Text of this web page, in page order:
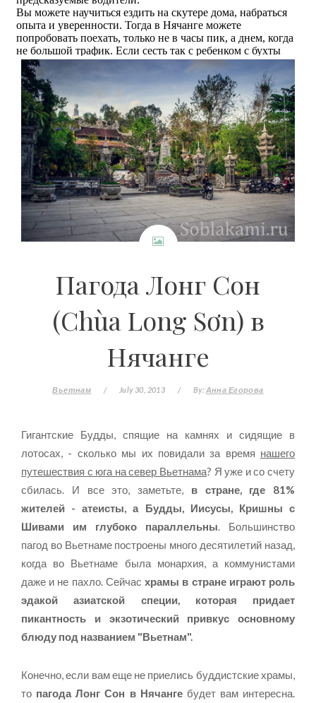
Пагода Лонг Сон
(Chùa Long Sơn) в
Нячанге
Вьетнам / July 30, 2013 / By: Анна Егорова
Гигантские Будды, спящие на камнях и сидящие в
лотосах, - сколько мы их повидали за время нашего
путешествия с юга на север Вьетнама? Я уже и со счету
сбилась. И все это, заметьте, в стране, где 81%
жителей - атеисты, а Будды, Иисусы, Кришны с
Шивами им глубоко параллельны. Большинство
пагод во Вьетнаме построены много десятилетий назад,
когда во Вьетнаме была монархия, а коммунистами
даже и не пахло. Сейчасхрамы в стране играют роль
эдакой азиатской специи, которая придает
пикантность и экзотический привкус основному
блюду под названием "Вьетнам".
Конечно, если вам еще не приелись буддистские храмы,
то пагода Лонг Сон в Нячангебудет вам интересна.